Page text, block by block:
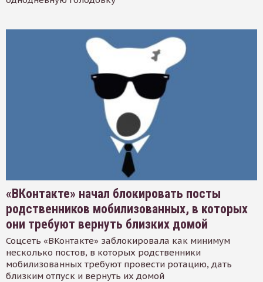
«ВКонтакте» начал блокировать посты
родственников мобилизованных, в которых
они требуют вернуть близких домой
Соцсеть «ВКонтакте» заблокировала как минимум
несколько постов, в которых родственники
мобилизованных требуют провести ротацию, дать
близким отпуск и вернуть их домой